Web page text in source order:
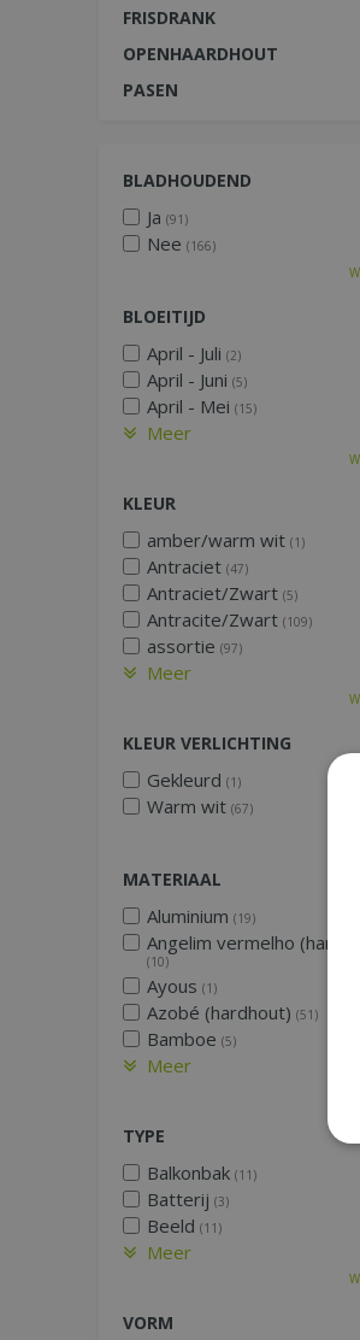
FRISDRANK
OPENHAARDHOUT
PASEN
BLADHOUDEND
Ja (91)
Nee (166)
BLOEITIJD
April - Juli (2)
April - Juni (5)
April - Mei (15)
Meer
KLEUR
amber/warm wit (1)
Antraciet (47)
Antraciet/Zwart (5)
Antracite/Zwart (109)
assortie (97)
Meer
KLEUR VERLICHTING
Gekleurd (1)
Warm wit (67)
MATERIAAL
Aluminium (19)
Angelim vermelho
(10)
Ayous (1)
Azobé (hardhout) (51)
Bamboe (5)
Meer
TYPE
Balkonbak (11)
Batterij (3)
Beeld (11)
Meer
VORM